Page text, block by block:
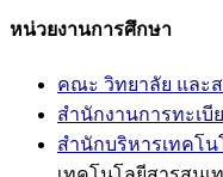
หน่วยงานการศึกษา
คณะ วิทยาลัย และ
สำนักงานการทะเบี
สำนักบริหารเทคโน